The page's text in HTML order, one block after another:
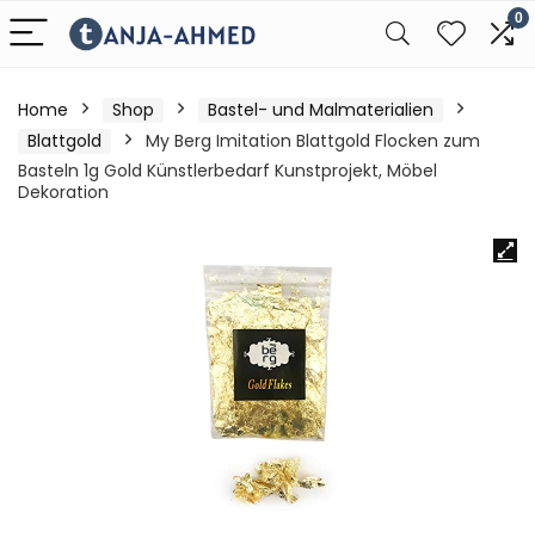
0
Home Shop
Bastel- und Malmaterialien
Blattgold
My Berg Imitation Blattgold Flocken zum
Basteln 1g Gold Künstlerbedarf Kunstprojekt, Möbel
Dekoration